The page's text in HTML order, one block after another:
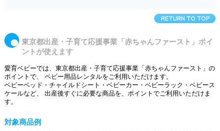
東京都出産・子育て応援事業「赤ちゃんファースト」ポイ
ントが使えます
愛育ベビーでは、東京都出産・子育て応援事業「赤ちゃんファースト」の
ポイントで、 ベビー用品レンタルをご利用いただけます。
ベビーベッド・チャイルドシート・ベビーカー・ベビーラック・ベビース
ケールなど、 出産後すぐに必要な商品を、ポイントでご利用いただけま
す。
対象商品例